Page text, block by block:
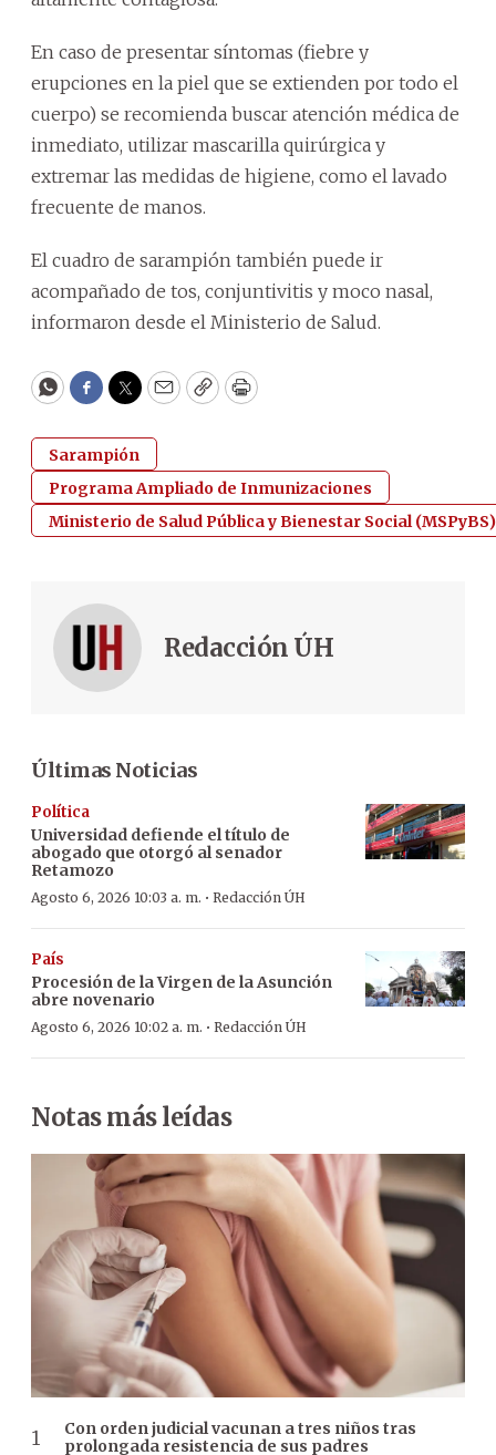
En caso de presentar síntomas (fiebre y
erupciones en la piel que se extienden por todo el
cuerpo) se recomienda buscar atención médica de
inmediato, utilizar mascarilla quirúrgica y
extremar las medidas de higiene, como el lavado
frecuente de manos.
El cuadro de sarampión también puede ir
acompañado de tos, conjuntivitis y moco nasal,
informaron desde el Ministerio de Salud.
WhatsApp
Facebook
Twitter
EmailCopyPrint
Sarampión
Programa Ampliado de Inmunizaciones
Ministerio de Salud Pública y Bienestar Social (MSPyBS)
Redacción ÚH
Últimas Noticias
Política
Universidad defiende el título de
abogado que otorgó al senador
Retamozo
Agosto 6, 2026 10:03 a. m. · Redacción ÚH
País
Procesión de la Virgen de la Asunción
abre novenario
Agosto 6, 2026 10:02 a. m. · Redacción ÚH
Notas más leídas
Con orden judicial vacunan a tres niños tras
prolongada resistencia de sus padres